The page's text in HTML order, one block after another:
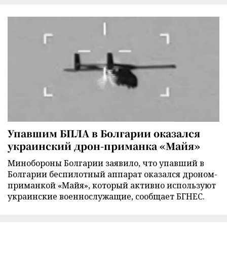
Упавшим БПЛА в Болгарии оказался
украинский дрон-приманка «Майя»
Минобороны Болгарии заявило, что упавший в
Болгарии беспилотный аппарат оказался дроном-
приманкой «Майя», который активно используют
украинские военнослужащие, сообщает БГНЕС.